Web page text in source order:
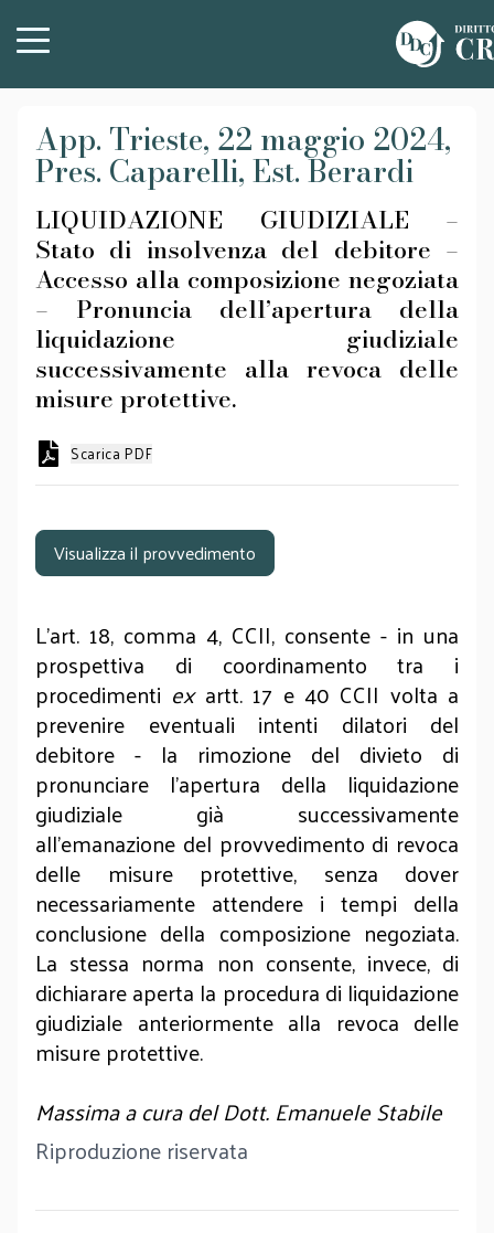
App. Trieste, 22 maggio 2024,
Pres. Caparelli, Est. Berardi
LIQUIDAZIONE GIUDIZIALE –
Stato di insolvenza del debitore –
Accesso alla composizione negoziata
– Pronuncia dell’apertura della
liquidazione giudiziale
successivamente alla revoca delle
misure protettive.
Scarica PDF
Visualizza il provvedimento
L’art. 18, comma 4, CCII, consente - in una
prospettiva di coordinamento tra i
procedimenti ex artt. 17 e 40 CCII volta a
prevenire eventuali intenti dilatori del
debitore - la rimozione del divieto di
pronunciare l’apertura della liquidazione
giudiziale già successivamente
all’emanazione del provvedimento di revoca
delle misure protettive, senza dover
necessariamente attendere i tempi della
conclusione della composizione negoziata.
La stessa norma non consente, invece, di
dichiarare aperta la procedura di liquidazione
giudiziale anteriormente alla revoca delle
misure protettive.
Massima a cura del Dott. Emanuele Stabile
Riproduzione riservata